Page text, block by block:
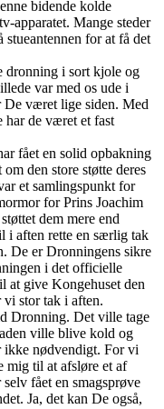
bidende kolde
apparatet. Mange steder
stueantennen for at få det
dronning i sort kjole og
var med os ude i
De været lige siden. Med
har de været et fast
fået en solid opbakning
den store støtte deres
et samlingspunkt for
for Prins Joachim
dem mere end
i aften rette en særlig tak
De er Dronningens sikre
i det officielle
at give Kongehuset den
vi stor tak i aften.
Dronning. Det ville tage
ville blive kold og
ikke nødvendigt. For vi
mig til at afsløre et af
fået en smagsprøve
Ja, det kan De også,